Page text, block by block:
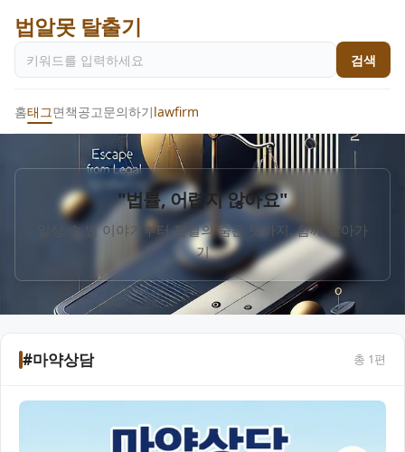
법알못 탈출기
검색
홈태그면책공고문의하기lawfirm
"법률, 어렵지 않아요"
일상 속 법 이야기부터 판결의 숨은 뜻까지, 함께 알아가
기
#마약상담 총 1편